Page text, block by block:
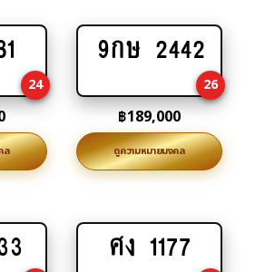
Add
24
ล
Add
cart
9กษ 2442
26
฿189,000
ดูความหมายมงคล
Add
Add
ศง 1177